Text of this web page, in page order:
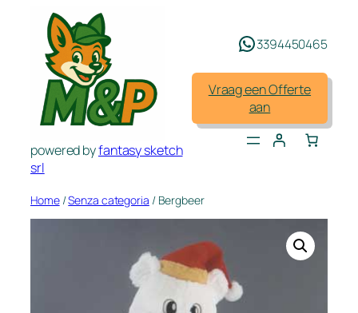
powered byfantasy sketch
srl
3394450465
Vraag een Offerte
aan
Home/Senza categoria / Bergbeer